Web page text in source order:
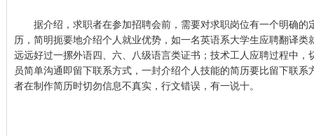
据介绍，求职者在参加招聘会前，需要对求职岗位有一个明确的
历，简明扼要地介绍个人就业优势，如一名英语系大学生应聘翻译类
远远好过一摞外语四、六、八级语言类证书；技术工人应聘过程中，
员简单沟通即留下联系方式，一封介绍个人技能的简历要比留下联系
者在制作简历时切勿信息不真实，行文错误，有一说十。